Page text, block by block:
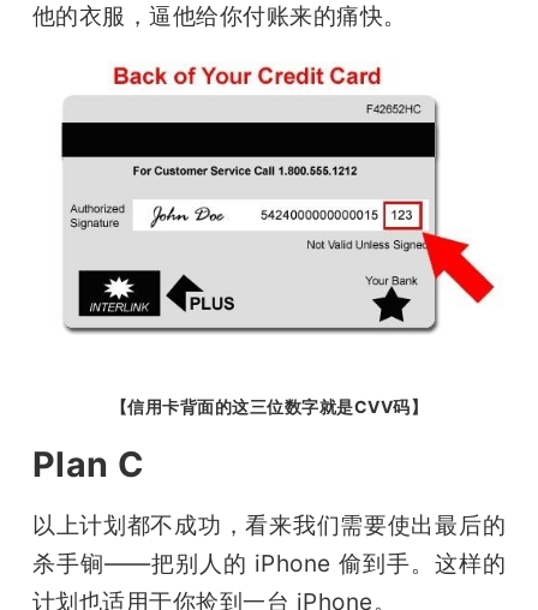
他的衣服，逼他给你付账来的痛快。
【信用卡背面的这三位数字就是CVV码】
Plan C
以上计划都不成功，看来我们需要使出最后的
杀手锏——把别人的 iPhone 偷到手。这样的
计划也适用于你捡到一台 iPhone。